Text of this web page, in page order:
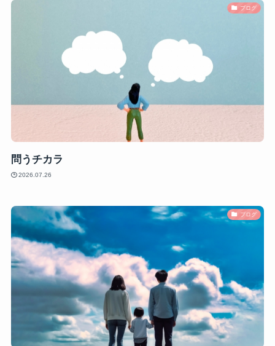
ブログ
問うチカラ
2026.07.26
ブログ